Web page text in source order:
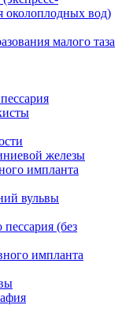
околоплодных вод)
малого таза
железы
импланта
вульвы
(без
импланта